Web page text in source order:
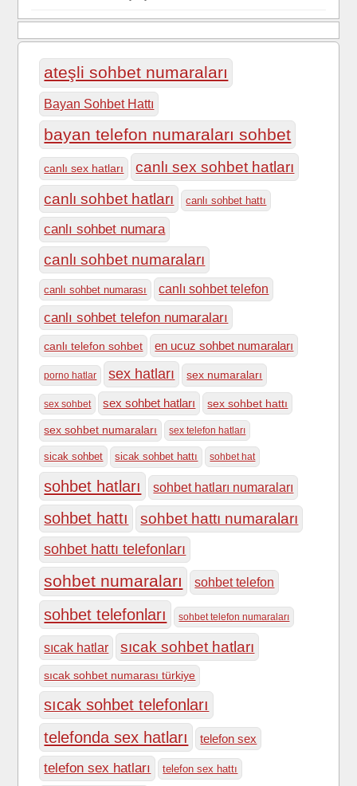
ateşli sohbet numaraları
Bayan Sohbet Hattı
bayan telefon numaraları sohbet
canlı sex hatları
canlı sex sohbet hatları
canlı sohbet hatları
canlı sohbet hattı
canlı sohbet numara
canlı sohbet numaraları
canlı sohbet numarası canlı sohbet telefon
canlı sohbet telefon numaraları
canlı telefon sohbet en ucuz sohbet numaraları
porno hatlar sex hatları sex numaraları
sex sohbet sex sohbet hatları sex sohbet hattı
sex sohbet numaraları sex telefon hatları
sicak sohbet sicak sohbet hattı sohbet hat
sohbet hatları sohbet hatları numaraları
sohbet hattı sohbet hattı numaraları
sohbet hattı telefonları
sohbet numaraları sohbet telefon
sohbet telefonları sohbet telefon numaraları
sıcak hatlar sıcak sohbet hatları
sıcak sohbet numarası türkiye
sıcak sohbet telefonları
telefonda sex hatları
telefon sex
telefon sex hatları telefon sex hattı